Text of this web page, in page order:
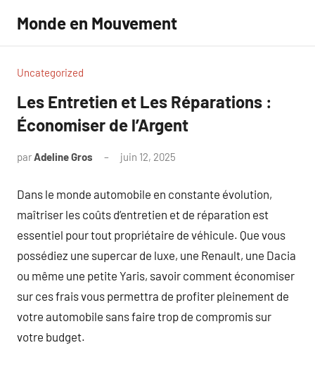
contenu
Monde en Mouvement
Uncategorized
Les Entretien et Les Réparations :
Économiser de l’Argent
parAdeline Gros juin 12, 2025
Dans le monde automobile en constante évolution,
maîtriser les coûts d’entretien et de réparation est
essentiel pour tout propriétaire de véhicule. Que vous
possédiez une supercar de luxe, une Renault, une Dacia
ou même une petite Yaris, savoir comment économiser
sur ces frais vous permettra de profiter pleinement de
votre automobile sans faire trop de compromis sur
votre budget.